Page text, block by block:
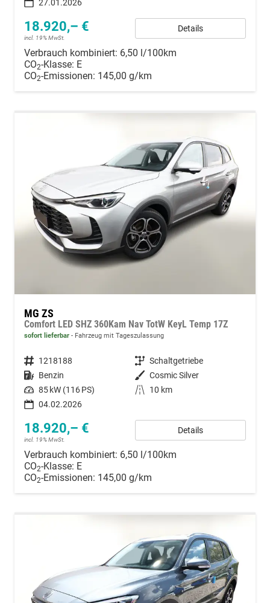
27.01.2026
18.920,– €
incl. 19% MwSt.
Details
Verbrauch kombiniert: 6,50 l/100km
CO2-Klasse: E
CO2-Emissionen: 145,00 g/km
MG ZS
Comfort LED SHZ 360Kam Nav TotW KeyL Temp 17Z
sofort lieferbar Fahrzeug mit Tageszulassung
Fahrzeugnummer 1218188 Getriebe Schaltgetriebe
Kraftstoff Benzin Außenfarbe Cosmic Silver
Leistung 85 kW (116 PS) Kilometerstand
10 km
04.02.2026
18.920,– €
incl. 19% MwSt.
Details
Verbrauch kombiniert: 6,50 l/100km
CO2-Klasse: E
CO2-Emissionen: 145,00 g/km